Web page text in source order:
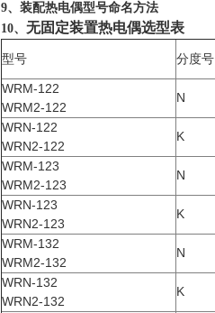
9、装配热电偶型号命名方法
10、 无固定装置热电偶选型表
型号 分度号
WRM-122
WRM2-122
N
WRN-122
WRN2-122
K
WRM-123
WRM2-123
N
WRN-123
WRN2-123
K
WRM-132
WRM2-132
N
WRN-132
WRN2-132
K